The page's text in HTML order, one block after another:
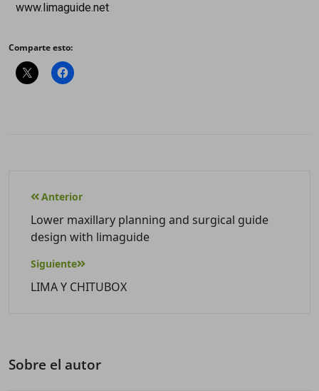
www.limaguide.net
Comparte esto:
Anterior
Lower maxillary planning and surgical guide
design with limaguide
Siguiente
LIMA Y CHITUBOX
Sobre el autor